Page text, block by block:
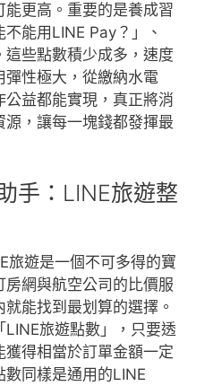
更高。重要的是養成習
能用LINE Pay？」、
這些點數積少成多，速度
性極大，從繳納水電
益都能實現，真正將消
，讓每一塊錢都發揮最
手：LINE旅遊整
旅遊是一個不可多得的寶
網與航空公司的比價服
能找到最划算的選擇。
旅遊點數」，只要透
得相當於訂單金額一定
數同樣是通用的LINE